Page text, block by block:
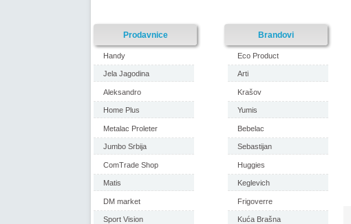
Prodavnice
Handy
Jela Jagodina
Aleksandro
Home Plus
Metalac Proleter
Jumbo Srbija
ComTrade Shop
Matis
DM market
Sport Vision
Brandovi
Eco Product
Arti
Krašov
Yumis
Bebelac
Sebastijan
Huggies
Keglevich
Frigoverre
Kuća Brašna